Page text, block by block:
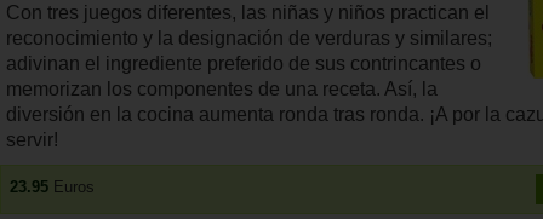
Con tres juegos diferentes, las niñas y niños practican el
reconocimiento y la designación de verduras y similares;
adivinan el ingrediente preferido de sus contrincantes o
memorizan los componentes de una receta. Así, la
diversión en la cocina aumenta ronda tras ronda. ¡A por la
servir!
23.95 Euros